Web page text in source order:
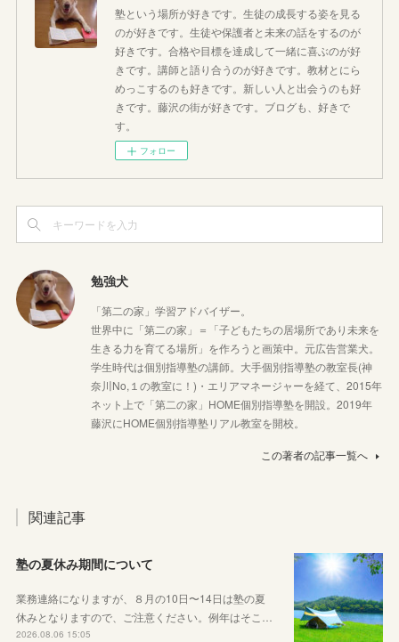
塾という場所が好きです。生徒の成長する姿を見る
のが好きです。生徒や保護者と未来の話をするのが
好きです。合格や目標を達成して一緒に喜ぶのが好
きです。講師と語り合うのが好きです。教材とにら
めっこするのも好きです。新しい人と出会うのも好
きです。藤沢の街が好きです。ブログも、好きで
す。
フォロー
勉強犬
「第二の家」学習アドバイザー。
世界中に「第二の家」＝「子どもたちの居場所であり未来を
生きる力を育てる場所」を作ろうと画策中。元広告営業犬。
学生時代は個別指導塾の講師。大手個別指導塾の教室長(神
奈川No,１の教室に！)・エリアマネージャーを経て、2015年
ネット上で「第二の家」HOME個別指導塾を開設。2019年
藤沢にHOME個別指導塾リアル教室を開校。
この著者の記事一覧へ
関連記事
塾の夏休み期間について
業務連絡になりますが、８月の10日〜14日は塾の夏
休みとなりますので、ご注意ください。例年はそこ…
2026.08.06 15:05